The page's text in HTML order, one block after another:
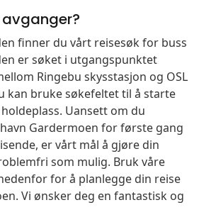
finner du vårt reisesøk for buss
er søket i utgangspunktet
Ringebu skysstasjon og OSL
kan bruke søkefeltet til å starte
Uansett om du
Gardermoen for første gang
er vårt mål å gjøre din
som mulig. Bruk våre
for å planlegge din reise
Vi ønsker deg en fantastisk og